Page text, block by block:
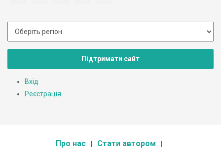
Підтримати сайт
Вхід
Реєстрація
Про нас Стати автором